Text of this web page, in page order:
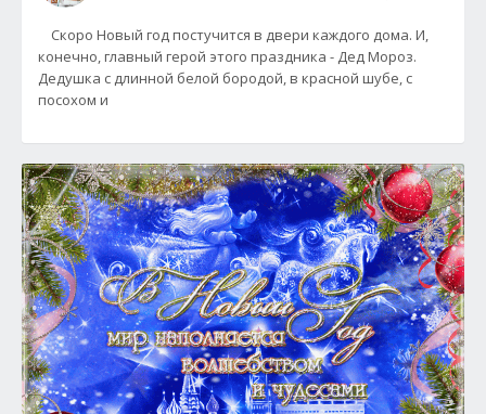
Скоро Новый год постучится в двери каждого дома. И,
конечно, главный герой этого праздника - Дед Мороз.
Дедушка с длинной белой бородой, в красной шубе, с
посохом и